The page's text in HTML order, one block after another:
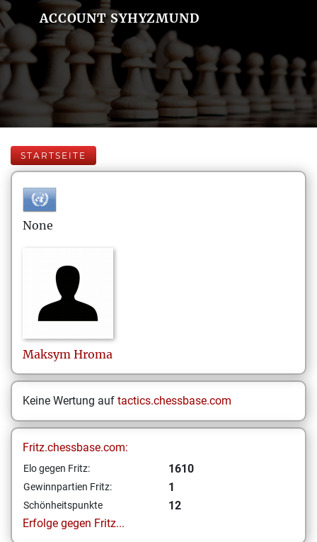
ACCOUNT SYHYZMUND
STARTSEITE
None
Maksym Hroma
Keine Wertung auf tactics.chessbase.com
Fritz.chessbase.com:
Elo gegen Fritz: 1610
Gewinnpartien Fritz: 1
Schönheitspunkte
12
Erfolge gegen Fritz...